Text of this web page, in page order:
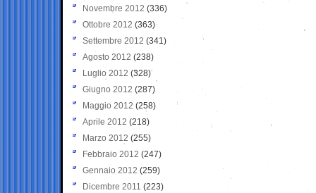
Novembre 2012 (336)
Ottobre 2012 (363)
Settembre 2012 (341)
Agosto 2012 (238)
Luglio 2012 (328)
Giugno 2012 (287)
Maggio 2012 (258)
Aprile 2012 (218)
Marzo 2012 (255)
Febbraio 2012 (247)
Gennaio 2012 (259)
Dicembre 2011 (223)